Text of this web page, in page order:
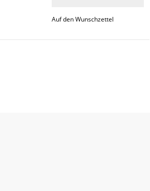
Auf den Wunschzettel